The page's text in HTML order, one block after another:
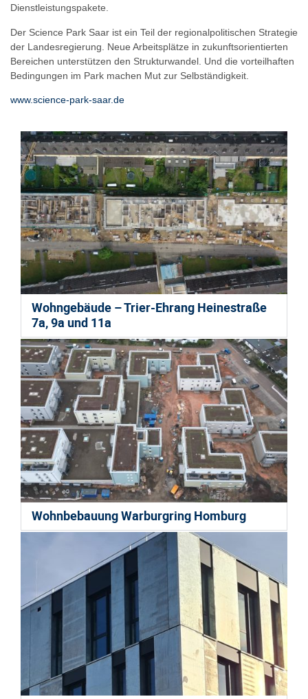
Dienstleistungspakete.
Der Science Park Saar ist ein Teil der regionalpolitischen Strategie
der Landesregierung. Neue Arbeitsplätze in zukunftsorientierten
Bereichen unterstützen den Strukturwandel. Und die vorteilhaften
Bedingungen im Park machen Mut zur Selbständigkeit.
www.science-park-saar.de
Wohngebäude – Trier-Ehrang Heinestraße
7a, 9a und 11a
Wohnbebauung Warburgring Homburg